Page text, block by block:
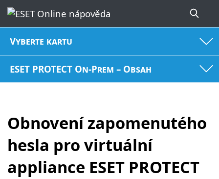
Vyberte kartu
ESET PROTECT On-Prem – Obsah
Obnovení zapomenutého
hesla pro virtuální
appliance ESET PROTECT